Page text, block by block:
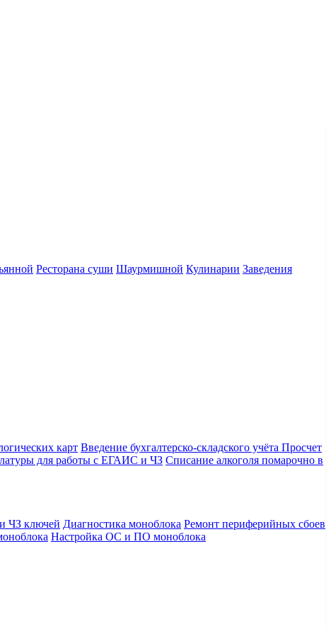
Ресторана суши Шаурмишной Кулинарии Заведения
карт Введение бухгалтерско-складского учёта Просчет
для работы с ЕГАИС и ЧЗ Списание алкоголя помарочно в
ЧЗ ключей Диагностика моноблока Ремонт периферийных сбоев
Настройка ОС и ПО моноблока